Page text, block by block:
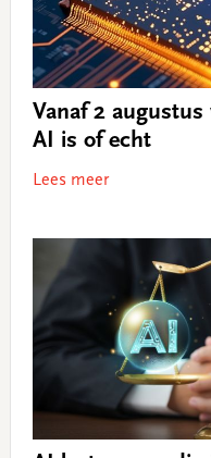
Vanaf 2
AI is of echt
Lees meer